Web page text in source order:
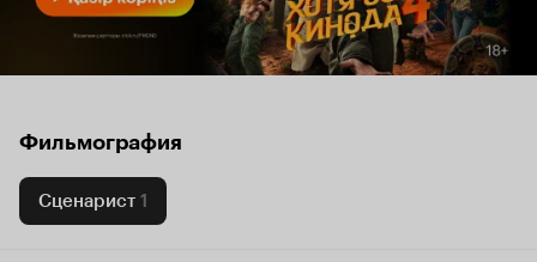
Фильмография
Сценарист 1